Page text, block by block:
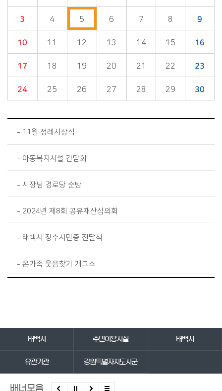
3 4 5 6 7 8 9
10 11 12 13 14 15 16
17 18 19 20 21 22 23
24 25 26 27 28 29 30
11월 정례시상식
아동복지시설 간담회
시장님 경로당 순방
2024년 제8회 공유재산심의회
태백시 장수시민증 전달식
온가족 웃음찾기 개그쇼
태백시 주민이용시설 태백시
유관기관 강원특별자치도시군
배너모음